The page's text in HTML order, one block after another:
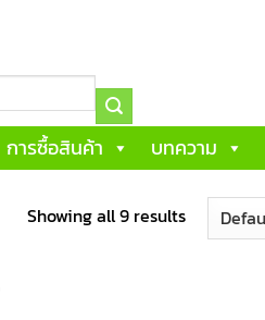
การซื้อสินค้า บทความ
Showing all 9 results